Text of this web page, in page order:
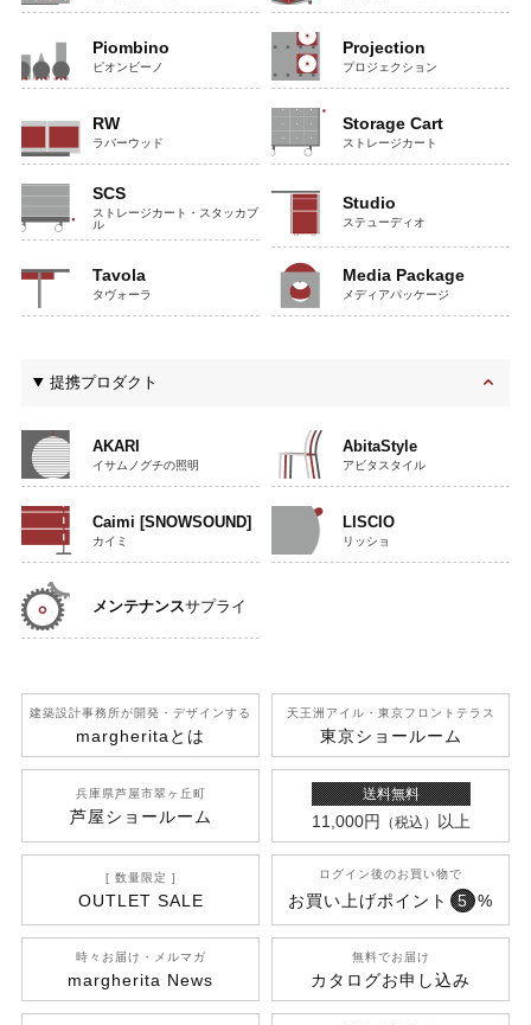
Piombino
ピオンビーノ
Projection
プロジェクション
RW
ラバーウッド
Storage Cart
ストレージカート
SCS
ストレージカート・スタッカブ
ル
Studio
ステューディオ
Tavola
タヴォーラ
Media Package
メディアパッケージ
提携プロダクト
AKARI
イサムノグチの照明
AbitaStyle
アビタスタイル
Caimi [SNOWSOUND]
カイミ
LISCIO
リッショ
メンテナンスサプライ
建築設計事務所が開発 ・デザインする
margherita とは
天王洲アイル ・東京フロントテラス
東京ショールーム
兵庫県芦屋市翠ヶ丘町
芦屋ショールーム
送料無料
11,000円 （税込） 以上
[ 数量限定 ]
OUTLET SALE
ログイン後のお買い物で
お買い上げポイント 5 %
時々お届け・メルマガ
margherita News
無料でお届け
カタログお申し込み